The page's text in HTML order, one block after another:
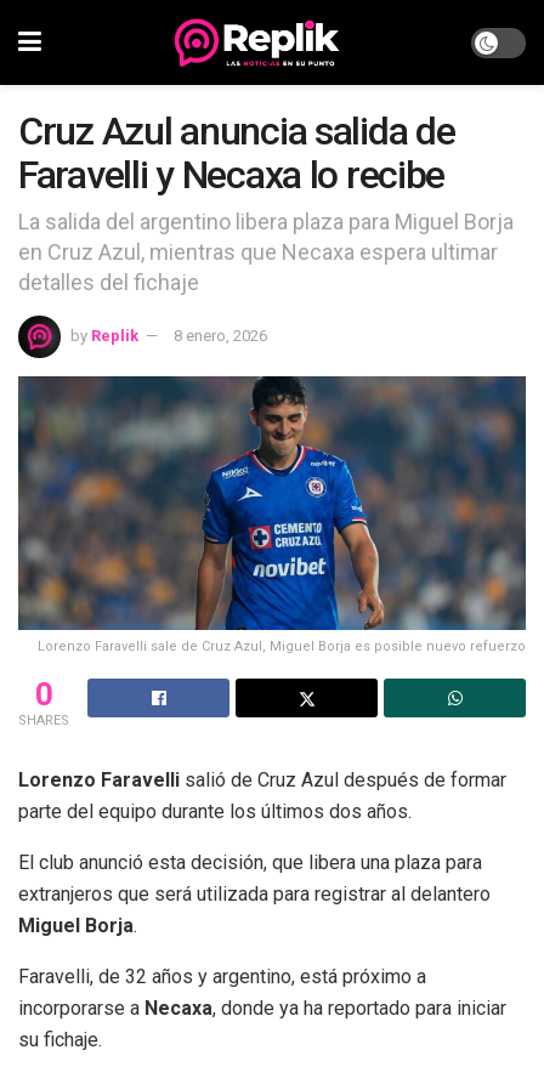
Cruz Azul anuncia salida de
Faravelli y Necaxa lo recibe
La salida del argentino libera plaza para Miguel Borja
en Cruz Azul, mientras que Necaxa espera ultimar
detalles del fichaje
by Replik 8 enero, 2026
Lorenzo Faravelli sale de Cruz Azul, Miguel Borja es posible nuevo refuerzo
0
SHARES
Lorenzo Faravelli salió de Cruz Azul después de formar
parte del equipo durante los últimos dos años.
El club anunció esta decisión, que libera una plaza para
extranjeros que será utilizada para registrar al delantero
Miguel Borja.
Faravelli, de 32 años y argentino, está próximo a
incorporarse a Necaxa, donde ya ha reportado para iniciar
su fichaje.